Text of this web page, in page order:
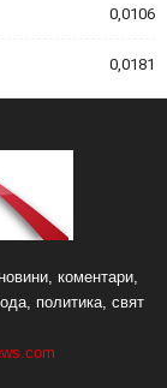
0,0106
0,0181
коментари,
политика, свят